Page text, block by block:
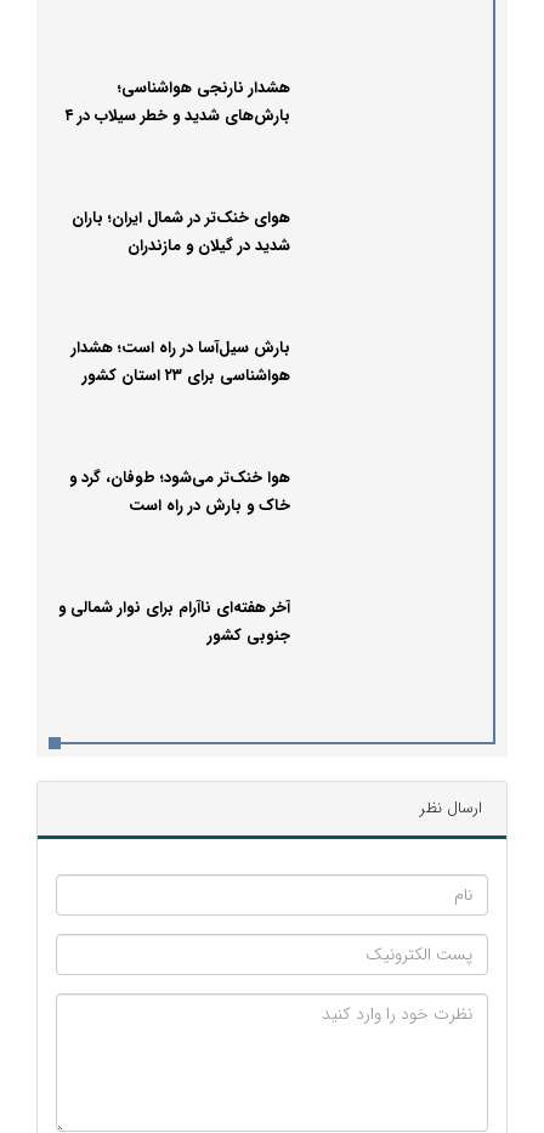
هشدار نارنجی هواشناسی؛
بارش‌های شدید و خطر سیلاب در ۴
هوای خنک‌تر در شمال ایران؛ باران
شدید در گیلان و مازندران
بارش سیل‌آسا در راه است؛ هشدار
هواشناسی برای ۲۳ استان کشور
هوا خنک‌تر می‌شود؛ طوفان، گرد و
خاک و بارش در راه است
آخر هفته‌ای ناآرام برای نوار شمالی و
جنوبی کشور
ارسال نظر